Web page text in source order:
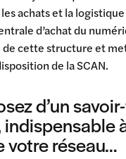
achats et la
d’achat du
de cette structure et
de la SCAN.
d’un
votre réseau…